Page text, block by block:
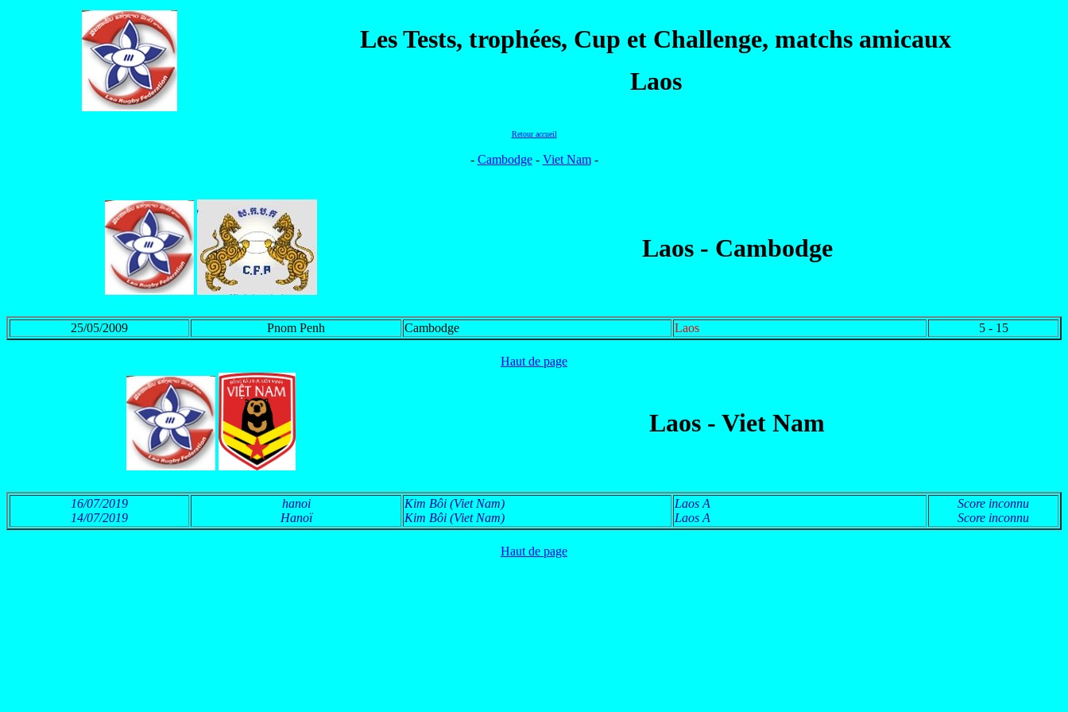
Les Tests, trophées, Cup et Challenge, matchs amicaux
Laos
Retour accueil
- Cambodge- Viet Nam-
Laos - Cambodge
25/05/2009 Pnom Penh Cambodge Laos 5 - 15
Haut de page
Laos - Viet Nam
16/07/2019
14/07/2019
hanoi
Hanoï
Kim Bôi (Viet Nam)
Kim Bôi (Viet Nam)
Laos A
Laos A
Score inconnu
Score inconnu
Haut de page